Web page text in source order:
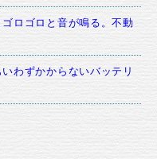
ロゴロと音が鳴る。不動
わずかからないバッテリ